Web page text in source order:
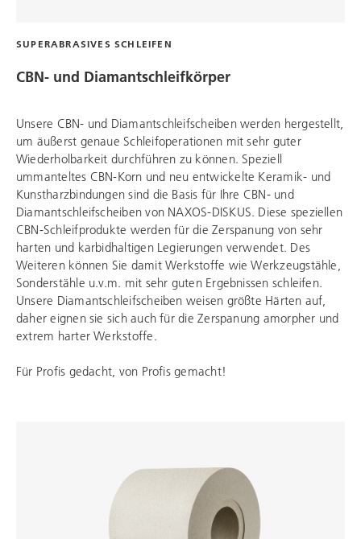
SUPERABRASIVES SCHLEIFEN
CBN- und Diamantschleifkörper
Unsere CBN- und Diamantschleifscheiben werden hergestellt,
um äußerst genaue Schleifoperationen mit sehr guter
Wiederholbarkeit durchführen zu können. Speziell
ummanteltes CBN-Korn und neu entwickelte Keramik- und
Kunstharzbindungen sind die Basis für Ihre CBN- und
Diamantschleifscheiben von NAXOS-DISKUS. Diese speziellen
CBN-Schleifprodukte werden für die Zerspanung von sehr
harten und karbidhaltigen Legierungen verwendet. Des
Weiteren können Sie damit Werkstoffe wie Werkzeugstähle,
Sonderstähle u.v.m. mit sehr guten Ergebnissen schleifen.
Unsere Diamantschleifscheiben weisen größte Härten auf,
daher eignen sie sich auch für die Zerspanung amorpher und
extrem harter Werkstoffe.
Für Profis gedacht, von Profis gemacht!